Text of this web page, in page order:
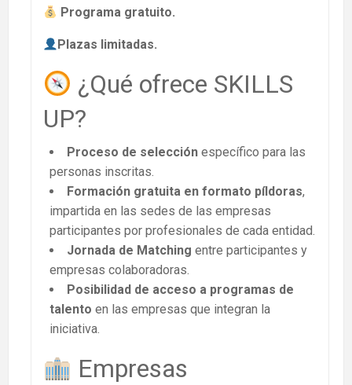
Programa gratuito.
Plazas limitadas.
¿Qué ofrece SKILLS
UP?
Proceso de selección específico para las
personas inscritas.
Formación gratuita en formato píldoras,
impartida en las sedes de las empresas
participantes por profesionales de cada entidad.
Jornada de Matching entre participantes y
empresas colaboradoras.
Posibilidad de acceso a programas de
talento en las empresas que integran la
iniciativa.
Empresas